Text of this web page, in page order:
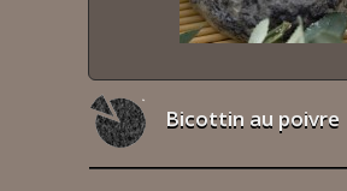
Bicottin au poivre